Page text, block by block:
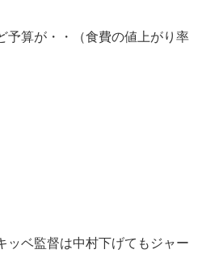
予算が・・（食費の値上がり率
ッベ監督は中村下げてもジャー